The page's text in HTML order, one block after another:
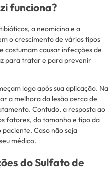
funciona?
a neomicina e a
o crescimento de vários tipos
costumam causar infecções de
para tratar e para prevenir
logo após sua aplicação. Na
a melhora da lesão cerca de
Contudo, a resposta ao
fatores, do tamanho e tipo da
paciente. Caso não seja
médico.
do Sulfato de